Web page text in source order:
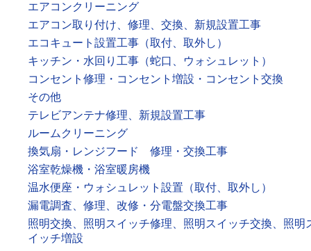
エアコンクリーニング
エアコン取り付け、修理、交換、新規設置工事
エコキュート設置工事（取付、取外し）
キッチン・水回り工事（蛇口、ウォシュレット）
コンセント修理・コンセント増設・コンセント交換
その他
テレビアンテナ修理、新規設置工事
ルームクリーニング
換気扇・レンジフード 修理・交換工事
浴室乾燥機・浴室暖房機
温水便座・ウォシュレット設置（取付、取外し）
漏電調査、修理、改修・分電盤交換工事
照明交換、照明スイッチ修理、照明スイッチ交換、照明
イッチ増設